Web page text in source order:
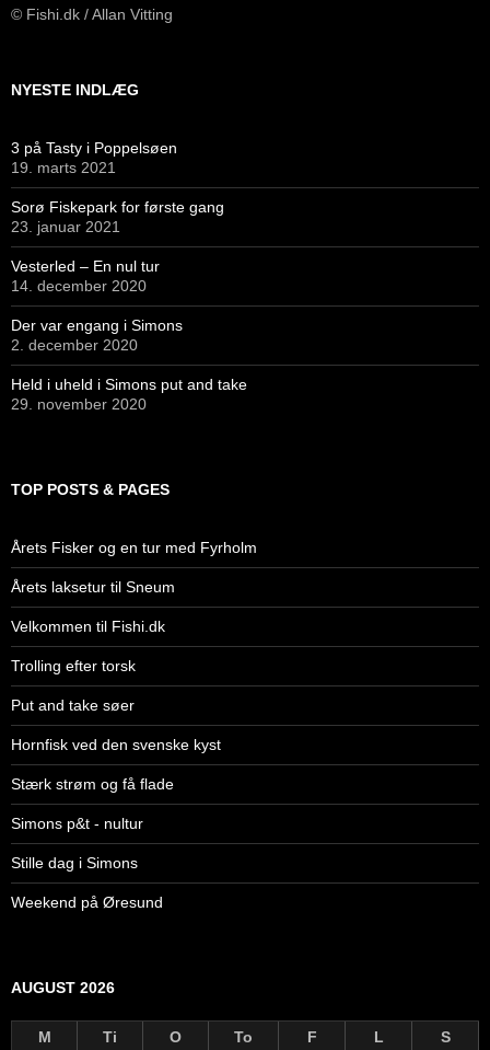
© Fishi.dk / Allan Vitting
NYESTE INDLÆG
3 på Tasty i Poppelsøen
19. marts 2021
Sorø Fiskepark for første gang
23. januar 2021
Vesterled – En nul tur
14. december 2020
Der var engang i Simons
2. december 2020
Held i uheld i Simons put and take
29. november 2020
TOP POSTS & PAGES
Årets Fisker og en tur med Fyrholm
Årets laksetur til Sneum
Velkommen til Fishi.dk
Trolling efter torsk
Put and take søer
Hornfisk ved den svenske kyst
Stærk strøm og få flade
Simons p&t - nultur
Stille dag i Simons
Weekend på Øresund
AUGUST 2026
M Ti O To F L
S